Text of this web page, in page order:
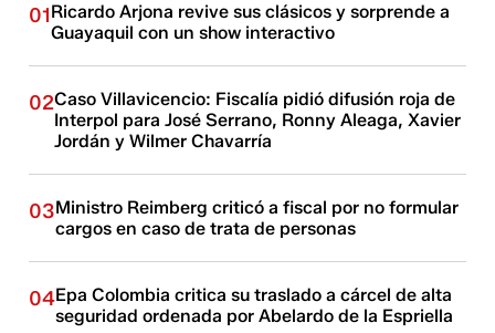
01Ricardo Arjona revive sus clásicos y sorprende a
Guayaquil con un show interactivo
02Caso Villavicencio: Fiscalía pidió difusión roja de
Interpol para José Serrano, Ronny Aleaga, Xavier
Jordán y Wilmer Chavarría
03Ministro Reimberg criticó a fiscal por no formular
cargos en caso de trata de personas
04Epa Colombia critica su traslado a cárcel de alta
seguridad ordenada por Abelardo de la Espriella